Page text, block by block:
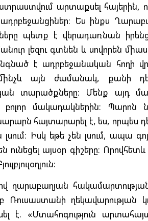
արտաքսել հայերին,
Ես ինքս
պետք է վերադառնան
լեզու գտնեն և սովորեն
է ադրբեջանական հողի
այն ժամանակ, քանի
տարածքները։ Մենք այդ
բոլոր մակադակներին։
հայտարարել է, ես, որպես
լսում։ Իսկ եթե չեն լսում, ապա
ունեցել այսօր գիշերը։
ղարաբաղյան
Ռուսաստանի ղեկավարության
է. «Մտահոգություն